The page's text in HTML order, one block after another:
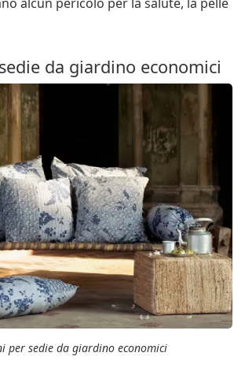
da giardino economici
per sedie da giardino economici